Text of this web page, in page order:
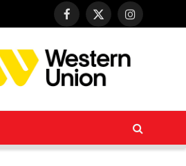
Facebook
X
Instagram